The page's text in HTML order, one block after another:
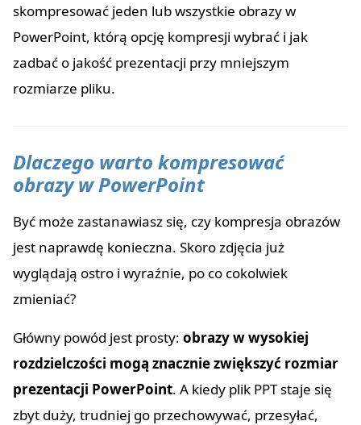
skompresować jeden lub wszystkie obrazy w
PowerPoint, którą opcję kompresji wybrać i jak
zadbać o jakość prezentacji przy mniejszym
rozmiarze pliku.
Dlaczego warto kompresować
obrazy w PowerPoint
Być może zastanawiasz się, czy kompresja obrazów
jest naprawdę konieczna. Skoro zdjęcia już
wyglądają ostro i wyraźnie, po co cokolwiek
zmieniać?
Główny powód jest prosty: obrazy w wysokiej
rozdzielczości mogą znacznie zwiększyć rozmiar
prezentacji PowerPoint. A kiedy plik PPT staje się
zbyt duży, trudniej go przechowywać, przesyłać,